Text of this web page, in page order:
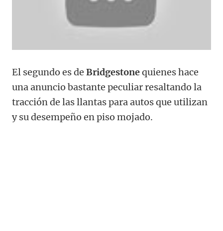
El segundo es de Bridgestonequienes hace
una anuncio bastante peculiar resaltando la
tracción de las llantas para autos que utilizan
y su desempeño en piso mojado.